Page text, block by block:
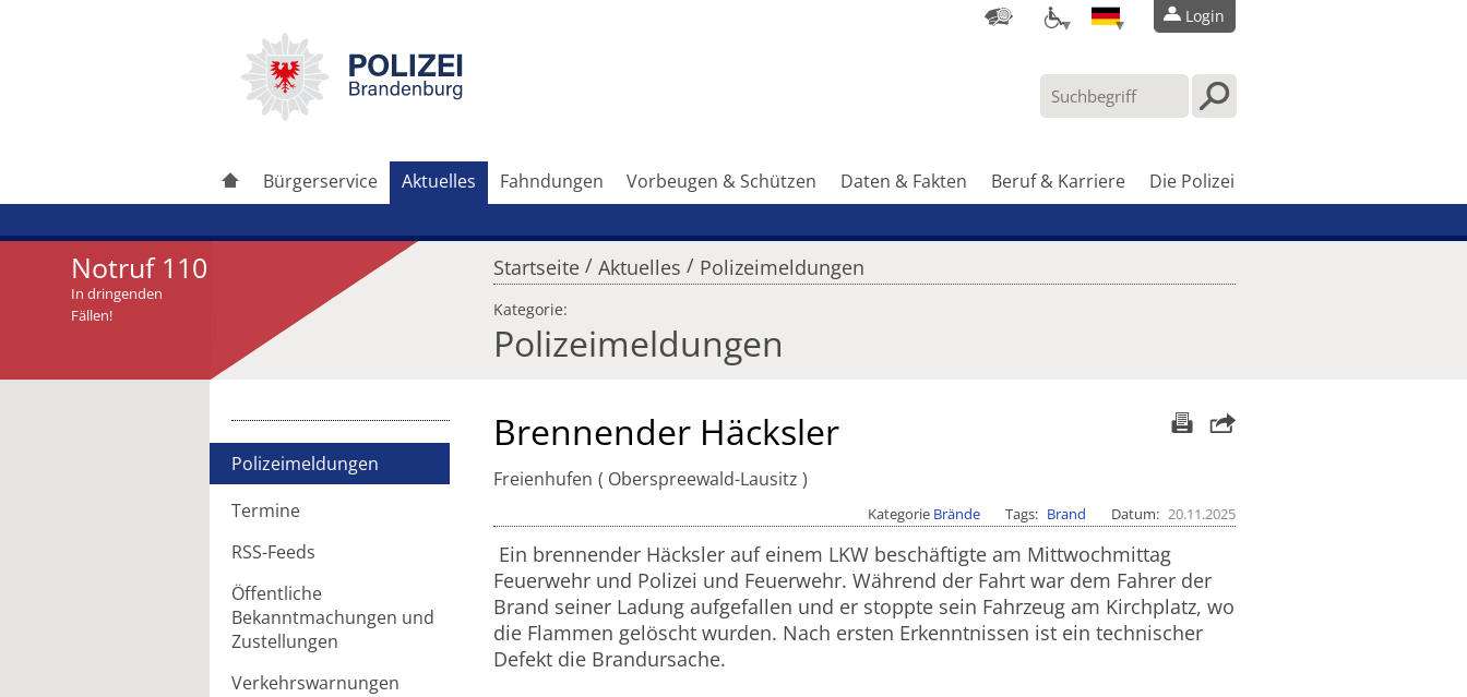
Login
Bürgerservice Aktuelles Fahndungen Vorbeugen & Schützen Daten & Fakten Beruf & Karriere Die Polizei
Notruf 110
In dringenden
Fällen!
Startseite / Aktuelles / Polizeimeldungen
Kategorie:
Polizeimeldungen
Polizeimeldungen
Termine
RSS-Feeds
Öffentliche
Bekanntmachungen und
Zustellungen
Verkehrswarnungen
Artikel weiterleiten Brennender Häcksler
Freienhufen Oberspreewald-Lausitz
Kategorie Brände Tags Brand Datum 20.11.2025
Ein brennender Häcksler auf einem LKW beschäftigte am Mittwochmittag
Feuerwehr und Polizei und Feuerwehr. Während der Fahrt war dem Fahrer der
Brand seiner Ladung aufgefallen und er stoppte sein Fahrzeug am Kirchplatz, wo
die Flammen gelöscht wurden. Nach ersten Erkenntnissen ist ein technischer
Defekt die Brandursache.